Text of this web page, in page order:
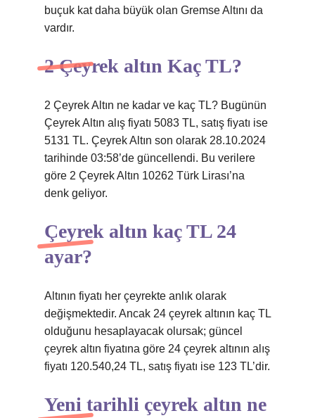
buçuk kat daha büyük olan Gremse Altını da
vardır.
2 Çeyrek altın Kaç TL?
2 Çeyrek Altın ne kadar ve kaç TL? Bugünün
Çeyrek Altın alış fiyatı 5083 TL, satış fiyatı ise
5131 TL. Çeyrek Altın son olarak 28.10.2024
tarihinde 03:58’de güncellendi. Bu verilere
göre 2 Çeyrek Altın 10262 Türk Lirası’na
denk geliyor.
Çeyrek altın kaç TL 24
ayar?
Altının fiyatı her çeyrekte anlık olarak
değişmektedir. Ancak 24 çeyrek altının kaç TL
olduğunu hesaplayacak olursak; güncel
çeyrek altın fiyatına göre 24 çeyrek altının alış
fiyatı 120.540,24 TL, satış fiyatı ise 123 TL’dir.
Yeni tarihli çeyrek altın ne